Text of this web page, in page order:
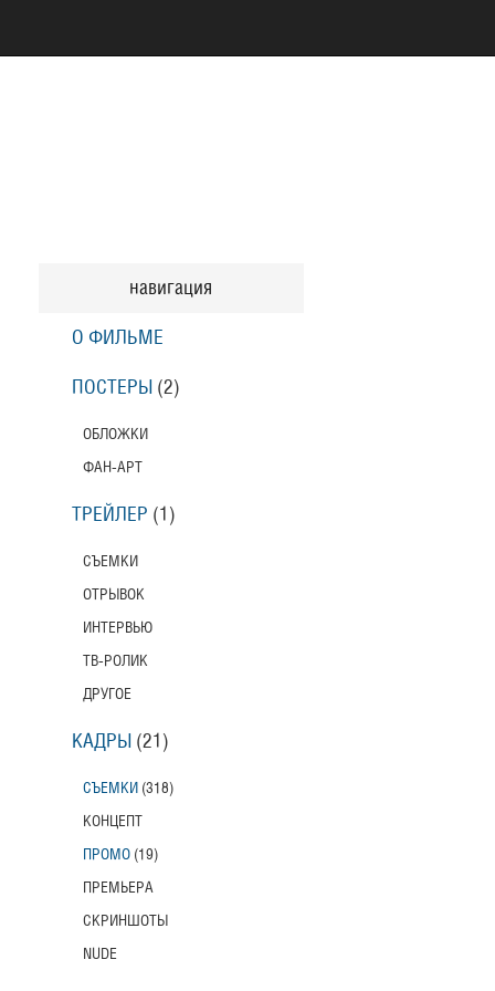
навигация
О ФИЛЬМЕ
ПОСТЕРЫ (2)
ОБЛОЖКИ
ФАН-АРТ
ТРЕЙЛЕР (1)
СЪЕМКИ
ОТРЫВОК
ИНТЕРВЬЮ
ТВ-РОЛИК
ДРУГОЕ
КАДРЫ (21)
СЪЕМКИ (318)
КОНЦЕПТ
ПРОМО (19)
ПРЕМЬЕРА
СКРИНШОТЫ
NUDE